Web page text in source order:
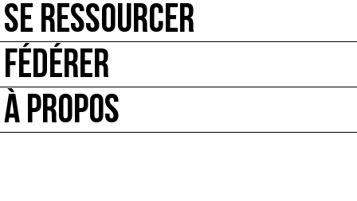
SE RESSOURCER
FÉDÉRER
À PROPOS